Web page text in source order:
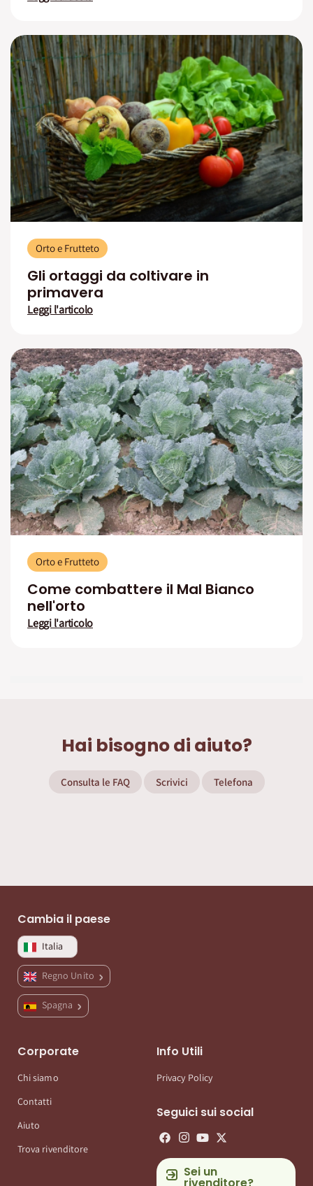
Orto e Frutteto
Gli ortaggi da coltivare in
primavera
Leggi l'articolo
Orto e Frutteto
Come combattere il Mal Bianco
nell'orto
Leggi l'articolo
Hai bisogno di aiuto?
Consulta le FAQ Scrivici Telefona
Cambia il paese
Italia
Regno Unito
Spagna
Corporate
Chi siamo
Contatti
Aiuto
Trova rivenditore
Info Utili
Privacy Policy
Seguici sui social
Sei un